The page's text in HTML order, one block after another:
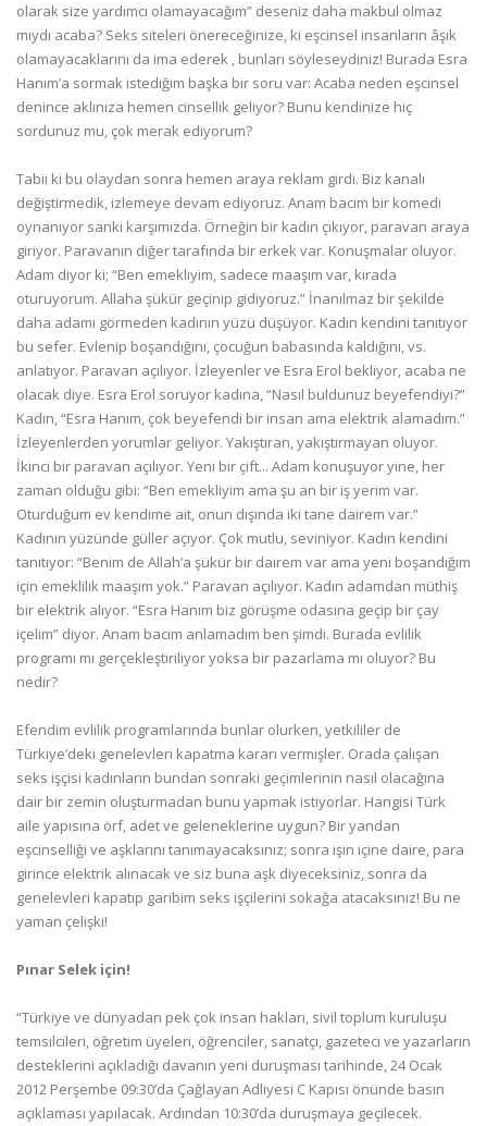
olarak size yardımcı olamayacağım” deseniz daha makbul olmaz
mıydı acaba? Seks siteleri önereceğinize, ki eşcinsel insanların âşık
olamayacaklarını da ima ederek , bunları söyleseydiniz! Burada Esra
Hanım’a sormak istediğim başka bir soru var: Acaba neden eşcinsel
denince aklınıza hemen cinsellik geliyor? Bunu kendinize hiç
sordunuz mu, çok merak ediyorum?
Tabii ki bu olaydan sonra hemen araya reklam girdi. Biz kanalı
değiştirmedik, izlemeye devam ediyoruz. Anam bacım bir komedi
oynanıyor sanki karşımızda. Örneğin bir kadın çıkıyor, paravan araya
giriyor. Paravanın diğer tarafında bir erkek var. Konuşmalar oluyor.
Adam diyor ki; “Ben emekliyim, sadece maaşım var, kirada
oturuyorum. Allaha şükür geçinip gidiyoruz.” İnanılmaz bir şekilde
daha adamı görmeden kadının yüzü düşüyor. Kadın kendini tanıtıyor
bu sefer. Evlenip boşandığını, çocuğun babasında kaldığını, vs.
anlatıyor. Paravan açılıyor. İzleyenler ve Esra Erol bekliyor, acaba ne
olacak diye. Esra Erol soruyor kadına, “Nasıl buldunuz beyefendiyi?”
Kadın, “Esra Hanım, çok beyefendi bir insan ama elektrik alamadım.”
İzleyenlerden yorumlar geliyor. Yakıştıran, yakıştırmayan oluyor.
İkinci bir paravan açılıyor. Yeni bir çift... Adam konuşuyor yine, her
zaman olduğu gibi: “Ben emekliyim ama şu an bir iş yerim var.
Oturduğum ev kendime ait, onun dışında iki tane dairem var.”
Kadının yüzünde güller açıyor. Çok mutlu, seviniyor. Kadın kendini
tanıtıyor: “Benim de Allah’a şükür bir dairem var ama yeni boşandığım
için emeklilik maaşım yok.” Paravan açılıyor. Kadın adamdan müthiş
bir elektrik alıyor. “Esra Hanım biz görüşme odasına geçip bir çay
içelim” diyor. Anam bacım anlamadım ben şimdi. Burada evlilik
programı mı gerçekleştiriliyor yoksa bir pazarlama mı oluyor? Bu
nedir?
Efendim evlilik programlarında bunlar olurken, yetkililer de
Türkiye’deki genelevleri kapatma kararı vermişler. Orada çalışan
seks işçisi kadınların bundan sonraki geçimlerinin nasıl olacağına
dair bir zemin oluşturmadan bunu yapmak istiyorlar. Hangisi Türk
aile yapısına örf, adet ve geleneklerine uygun? Bir yandan
eşcinselliği ve aşklarını tanımayacaksınız; sonra işin içine daire, para
girince elektrik alınacak ve siz buna aşk diyeceksiniz, sonra da
genelevleri kapatıp garibim seks işçilerini sokağa atacaksınız! Bu ne
yaman çelişki!
Pınar Selek için!
“Türkiye ve dünyadan pek çok insan hakları, sivil toplum kuruluşu
temsilcileri, öğretim üyeleri, öğrenciler, sanatçı, gazeteci ve yazarların
desteklerini açıkladığı davanın yeni duruşması tarihinde, 24 Ocak
2012 Perşembe 09:30’da Çağlayan Adliyesi C Kapısı önünde basın
açıklaması yapılacak. Ardından 10:30’da duruşmaya geçilecek.